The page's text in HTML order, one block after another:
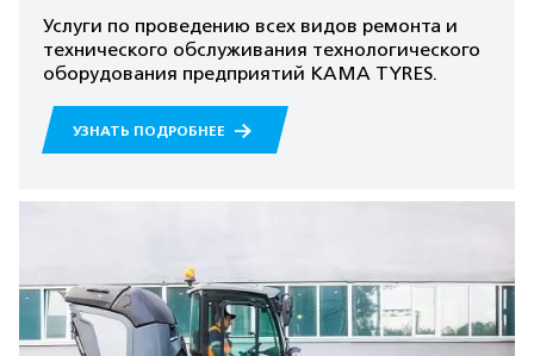
Услуги по проведению всех видов ремонта и
технического обслуживания технологического
оборудования предприятий КАМА TYRES.
УЗНАТЬ ПОДРОБНЕЕ